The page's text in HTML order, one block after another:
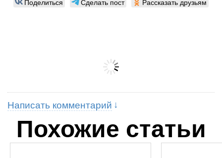
Поделиться Сделать пост Рассказать друзьям
Написать комментарий
Похожие статьи